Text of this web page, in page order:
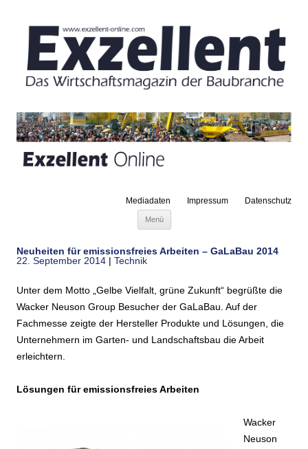
Mediadaten Impressum Datenschutz
Menü
Neuheiten für emissionsfreies Arbeiten – GaLaBau 2014
22. September 2014 | Technik
Unter dem Motto „Gelbe Vielfalt, grüne Zukunft“ begrüßte die
Wacker Neuson Group Besucher der GaLaBau. Auf der
Fachmesse zeigte der Hersteller Produkte und Lösungen, die
Unternehmern im Garten- und Landschaftsbau die Arbeit
erleichtern.
Lösungen für emissionsfreies Arbeiten
Wacker
Neuson